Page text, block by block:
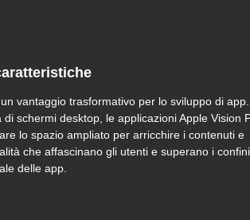
vantaggio trasformativo per lo sviluppo di app.
schermi desktop, le applicazioni Apple Vision
lo spazio ampliato per arricchire i contenuti e
che affascinano gli utenti e superano i confini
delle app.